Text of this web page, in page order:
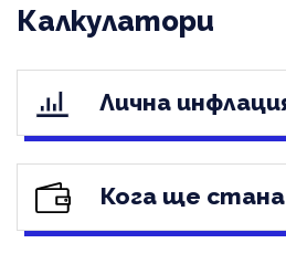
Калкулатори
Лична
Кога ще